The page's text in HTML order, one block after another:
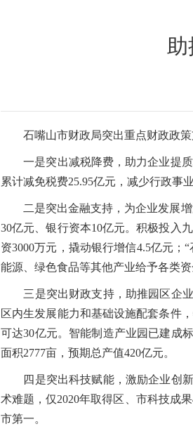
助
石嘴山市财政局突出重点财政政策
一是突出减税降费，助力企业提质
累计减免税费25.95亿元，减少行政事
二是突出金融支持，为企业发展增
30亿元、银行资本10亿元。积极投入
资3000万元，撬动银行增信4.5亿元；
能源、绿色食品等其他产业给予各类资
三是突出财政支持，助推园区企业
区内生发展能力和基础设施配套条件
可达30亿元。智能制造产业园已建成
面积2777亩，预期总产值420亿元。
四是突出科技赋能，激励企业创新
术难题，仅2020年取得区、市科技成
市第一。